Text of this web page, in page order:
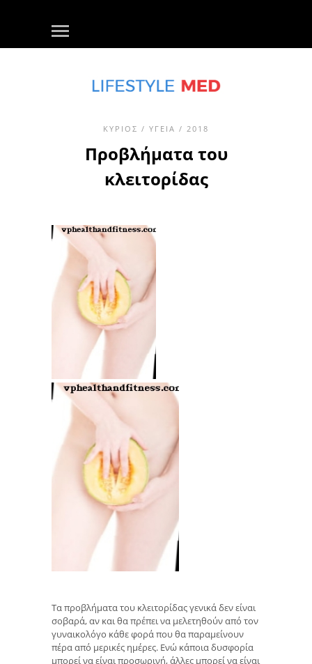
ΚΎΡΙΟΣ / ΥΓΕΊΑ / 2018
Προβλήματα του
κλειτορίδας
Τα προβλήματα του κλειτορίδας γενικά δεν είναι
σοβαρά, αν και θα πρέπει να μελετηθούν από τον
γυναικολόγο κάθε φορά που θα παραμείνουν
πέρα ​​από μερικές ημέρες. Ενώ κάποια δυσφορία
μπορεί να είναι προσωρινή, άλλες μπορεί να είναι